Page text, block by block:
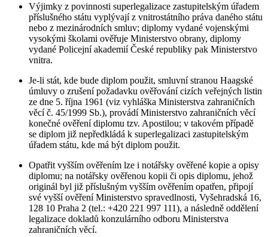
Výjimky z povinnosti superlegalizace zastupitelským úřadem
příslušného státu vyplývají z vnitrostátního práva daného státu
nebo z mezinárodních smluv; diplomy vydané vojenskými
vysokými školami ověřuje Ministerstvo obrany, diplomy
vydané Policejní akademií České republiky pak Ministerstvo
vnitra.
Je-li stát, kde bude diplom použit, smluvní stranou Haagské
úmluvy o zrušení požadavku ověřování cizích veřejných listin
ze dne 5. října 1961 (viz vyhláška Ministerstva zahraničních
věcí č. 45/1999 Sb.), provádí Ministerstvo zahraničních věcí
konečné ověření diplomu tzv. Apostilou; v takovém případě
se diplom již nepředkládá k superlegalizaci zastupitelským
úřadem státu, kde má být diplom použit.
Opatřit vyšším ověřením lze i notářsky ověřené kopie a opisy
diplomu; na notářsky ověřenou kopii či opis diplomu, jehož
originál byl již příslušným vyšším ověřením opatřen, připojí
své vyšší ověření Ministerstvo spravedlnosti, Vyšehradská 16,
128 10 Praha 2 (tel.: +420 221 997 111), a následně oddělení
legalizace dokladů konzulárního odboru Ministerstva
zahraničních věcí.